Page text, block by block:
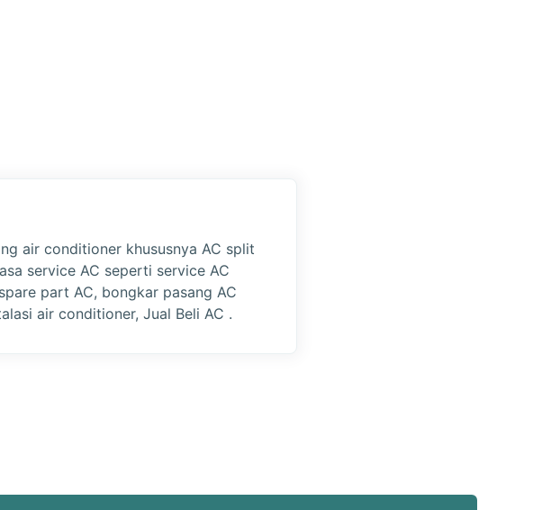
air conditioner khususnya AC split
service AC seperti service AC
part AC, bongkar pasang AC
air conditioner, Jual Beli AC .